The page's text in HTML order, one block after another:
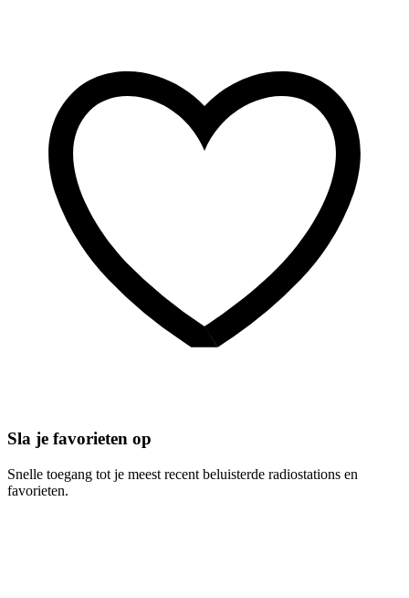
Sla je favorieten op
Snelle toegang tot je meest recent beluisterde radiostations en
favorieten.